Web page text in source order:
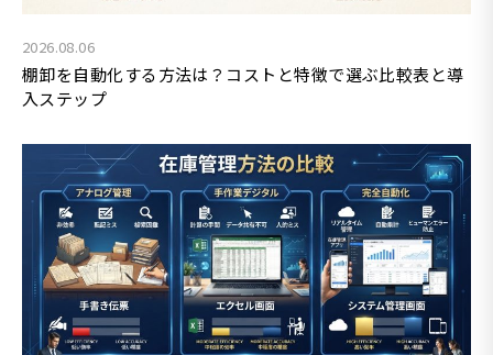
2026.08.06
棚卸を自動化する方法は？コストと特徴で選ぶ比較表と導
入ステップ